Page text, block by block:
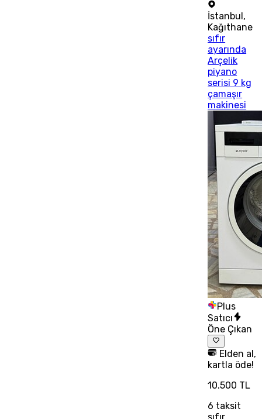
İstanbul,
Kağıthane
sıfır
ayarında
Arçelik
piyano
serisi 9 kg
çamaşır
makinesi
Plus
Satıcı
Öne Çıkan
Elden al,
kartla öde!
10.500 TL
6 taksit